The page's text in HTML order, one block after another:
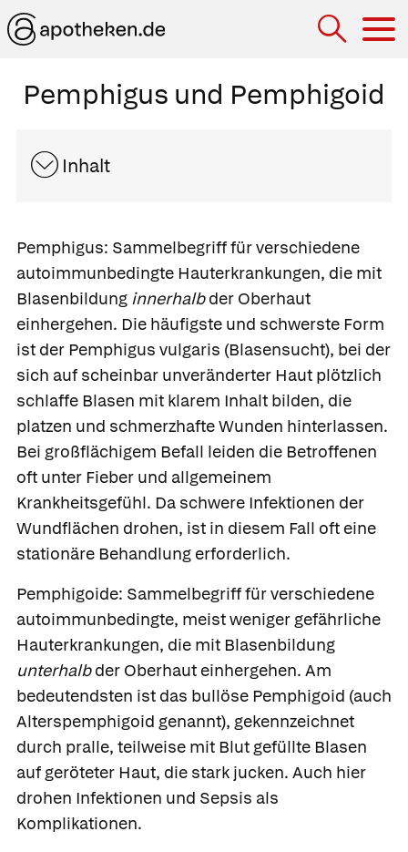
Pemphigus und Pemphigoid
Inhalt
Pemphigus: Sammelbegriff für verschiedene
autoimmunbedingte Hauterkrankungen, die mit
Blasenbildung innerhalbder Oberhaut
einhergehen. Die häufigste und schwerste Form
ist der Pemphigus vulgaris (Blasensucht), bei der
sich auf scheinbar unveränderter Haut plötzlich
schlaffe Blasen mit klarem Inhalt bilden, die
platzen und schmerzhafte Wunden hinterlassen.
Bei großflächigem Befall leiden die Betroffenen
oft unter Fieber und allgemeinem
Krankheitsgefühl. Da schwere Infektionen der
Wundflächen drohen, ist in diesem Fall oft eine
stationäre Behandlung erforderlich.
Pemphigoide: Sammelbegriff für verschiedene
autoimmunbedingte, meist weniger gefährliche
Hauterkrankungen, die mit Blasenbildung
unterhalbder Oberhaut einhergehen. Am
bedeutendsten ist das bullöse Pemphigoid (auch
Alterspemphigoid genannt), gekennzeichnet
durch pralle, teilweise mit Blut gefüllte Blasen
auf geröteter Haut, die stark jucken. Auch hier
drohen Infektionen und Sepsis als
Komplikationen.